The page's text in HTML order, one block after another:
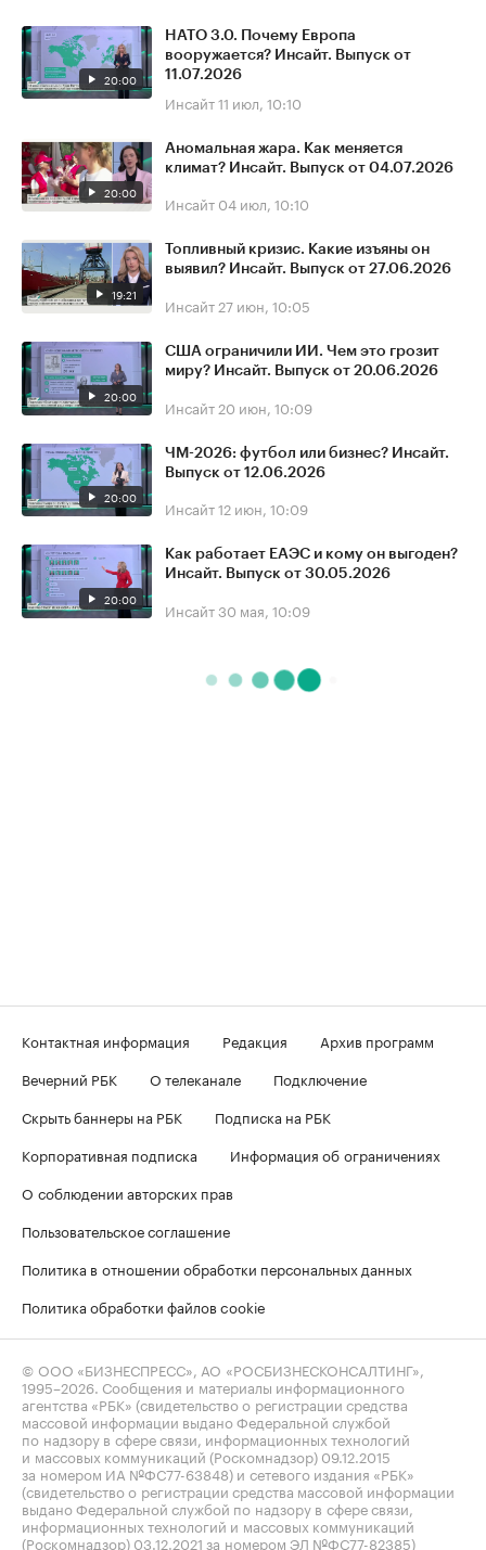
20:00
НАТО 3.0. Почему Европа
вооружается? Инсайт. Выпуск от
11.07.2026
Инсайт11 июл, 10:10
20:00
Аномальная жара. Как меняется
климат? Инсайт. Выпуск от 04.07.2026
Инсайт 04 июл, 10:10
19:21
Топливный кризис. Какие изъяны он
выявил? Инсайт. Выпуск от 27.06.2026
Инсайт 27 июн, 10:05
20:00
США ограничили ИИ. Чем это грозит
миру? Инсайт. Выпуск от 20.06.2026
Инсайт 20 июн, 10:09
20:00
ЧМ-2026: футбол или бизнес? Инсайт.
Выпуск от 12.06.2026
Инсайт12 июн, 10:09
20:00
Как работает ЕАЭС и кому он выгоден?
Инсайт. Выпуск от 30.05.2026
Инсайт30 мая, 10:09
Контактная информация Редакция
Архив программ
Вечерний РБК
О телеканале
Подключение
Скрыть баннеры на РБК
Подписка на РБК
Корпоративная подписка
Информация об ограничениях
О соблюдении авторских прав
Пользовательское соглашение
Политика в отношении обработки персональных данных
Политика обработки файлов cookie
© ООО «БИЗНЕСПРЕСС», АО «РОСБИЗНЕСКОНСАЛТИНГ»,
1995–2026. Сообщения и материалы информационного
агентства «РБК» (свидетельство о регистрации средства
массовой информации выдано Федеральной службой
по надзору в сфере связи, информационных технологий
и массовых коммуникаций (Роскомнадзор) 09.12.2015
за номером ИА №ФС77-63848) и сетевого издания «РБК»
(свидетельство о регистрации средства массовой информации
выдано Федеральной службой по надзору в сфере связи,
информационных технологий и массовых коммуникаций
(Роскомнадзор) 03.12.2021 за номером ЭЛ №ФС77-82385)